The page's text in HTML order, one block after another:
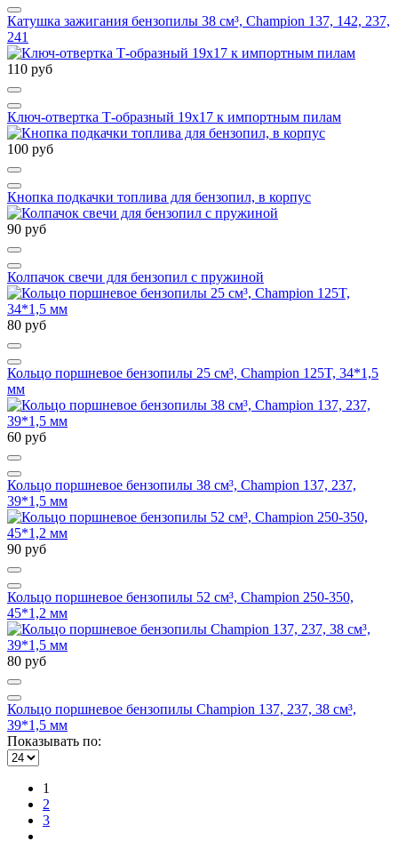
Катушка зажигания бензопилы 38 cм³, Champion 137, 142, 237,
241
110 руб
Ключ-отвертка Т-образный 19х17 к импортным пилам
100 руб
Кнопка подкачки топлива для бензопил, в корпус
90 руб
Колпачок свечи для бензопил с пружиной
80 руб
Кольцо поршневое бензопилы 25 см³, Champion 125T, 34*1,5
мм
60 руб
Кольцо поршневое бензопилы 38 см³, Champion 137, 237,
39*1,5 мм
90 руб
Кольцо поршневое бензопилы 52 см³, Champion 250-350,
45*1,2 мм
80 руб
Кольцо поршневое бензопилы Champion 137, 237, 38 см³,
39*1,5 мм
Показывать по:
1
2
3